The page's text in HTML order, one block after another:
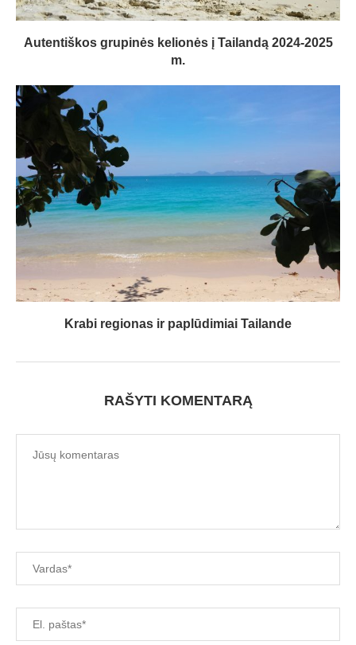
Autentiškos grupinės kelionės į Tailandą 2024-2025
m.
Krabi regionas ir paplūdimiai Tailande
RAŠYTI KOMENTARĄ